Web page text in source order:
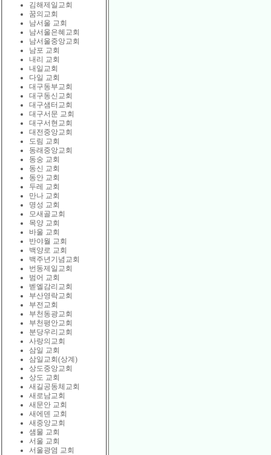
김해제일교회
꿈의교회
남서울 교회
남서울은혜교회
남서울중앙교회
남포 교회
내리 교회
내일교회
다일 교회
대구동부교회
대구동신교회
대구샘터교회
대구서문 교회
대구서현교회
대전중앙교회
도림 교회
동래중앙교회
동숭 교회
동신 교회
동안 교회
두레 교회
만나 교회
명성 교회
모새골교회
목양 교회
바울 교회
반야월 교회
백양로 교회
백주년기념교회
번동제일교회
범어 교회
벧엘감리교회
부산영락교회
부전교회
부천동광교회
부천평안교회
분당우리교회
사랑의교회
삼일 교회
삼일교회(상계)
상도중앙교회
상도 교회
새길공동체교회
새로남교회
새문안 교회
새에덴 교회
새중앙교회
샘물 교회
서울 교회
서울광염 교회